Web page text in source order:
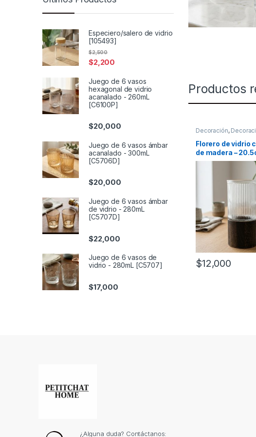
Productos
Decoración,
Florero de vidrio
de madera –
[201280]
$12,000
Especiero/salero de vidrio
[105493]
$2,200
$2,500
Juego de 6 vasos
hexagonal de vidrio
acanalado - 260mL
[C6100P]
$20,000
Juego de 6 vasos ámbar
acanalado - 300mL
[C5706D]
$20,000
Juego de 6 vasos ámbar
de vidrio - 280mL
[C5707D]
$22,000
Juego de 6 vasos de
vidrio - 280mL [C5707]
$17,000
¿Alguna duda? Contáctanos: